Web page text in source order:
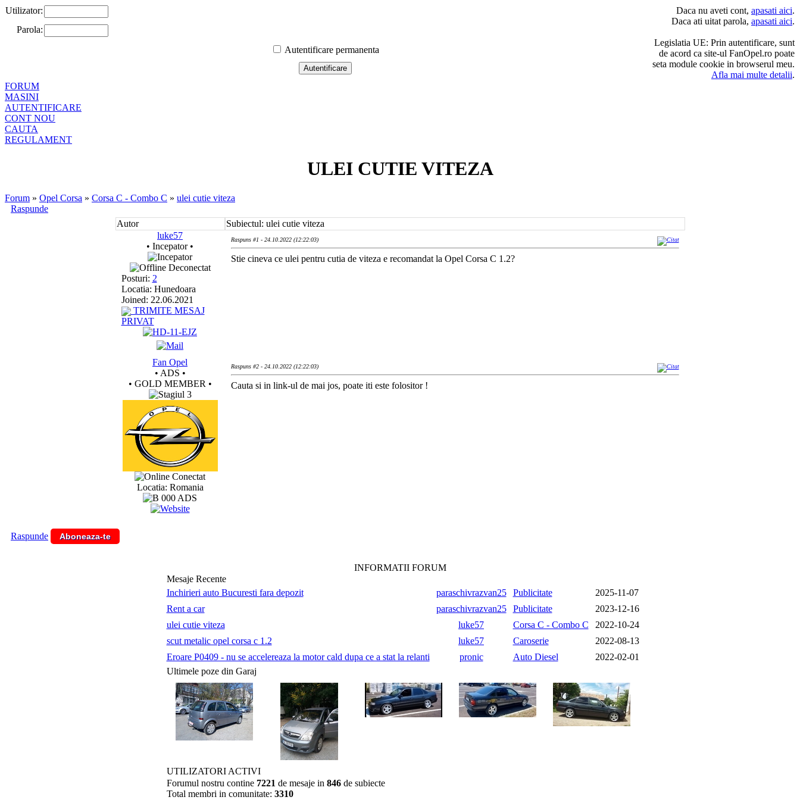
Utilizator: Daca nu aveti cont, apasati aici.
Daca ati uitat parola, apasati aici.
Legislatia UE: Prin autentificare, sunt
de acord ca site-ul FanOpel.ro poate
seta module cookie in browserul meu.
Afla mai multe detalii.
Parola:
Autentificare permanenta
FORUM
MASINI
AUTENTIFICARE
CONT NOU
CAUTA
REGULAMENT
ULEI CUTIE VITEZA
Forum » Opel Corsa » Corsa C - Combo C » ulei cutie viteza
Raspunde
Autor
Subiectul: ulei cutie viteza
luke57
• Incepator •
Deconectat
Posturi: 2
Locatia: Hunedoara
Joined: 22.06.2021
TRIMITE MESAJ
PRIVAT
Raspuns #1 - 24.10.2022 (12:22:03)
Stie cineva ce ulei pentru cutia de viteza e recomandat la Opel Corsa C 1.2?
Fan Opel
• ADS •
• GOLD MEMBER •
Conectat
Locatia: Romania
Raspuns #2 - 24.10.2022 (12:22:03)
Cauta si in link-ul de mai jos, poate iti este folositor !
Raspunde Aboneaza-te
INFORMATII FORUM
Mesaje Recente
Inchirieri auto Bucuresti fara depozit
paraschivrazvan25 Publicitate
2025-11-07
Rent a car
paraschivrazvan25 Publicitate
2023-12-16
ulei cutie viteza
luke57 Corsa C - Combo C
2022-10-24
scut metalic opel corsa c 1.2
luke57 Caroserie
2022-08-13
Eroare P0409 - nu se accelereaza la motor cald dupa ce a stat la relanti
pronic Auto Diesel
2022-02-01
Ultimele poze din Garaj
UTILIZATORI ACTIVI
Forumul nostru contine 7221 de mesaje in 846de subiecte
Total membri in comunitate: 3310